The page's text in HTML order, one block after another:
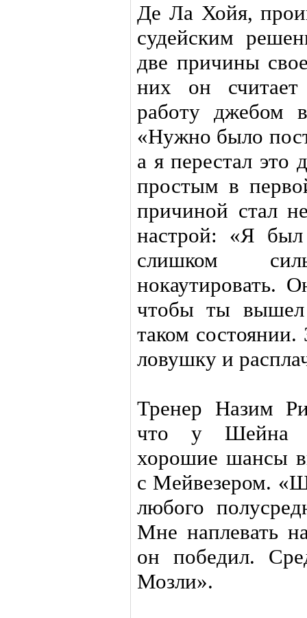
Де Ла Хойя,
судейским
две причины
них он считает
работу джебом
«Нужно было
а я перестал это
простым в
причиной стал
настрой: «Я
слишком
нокаутировать.
чтобы ты
таком
ловушку и
Тренер Назим
что у Шейна
хорошие шансы
с Мейвезером.
любого
Мне наплевать
он победил.
Мозли».